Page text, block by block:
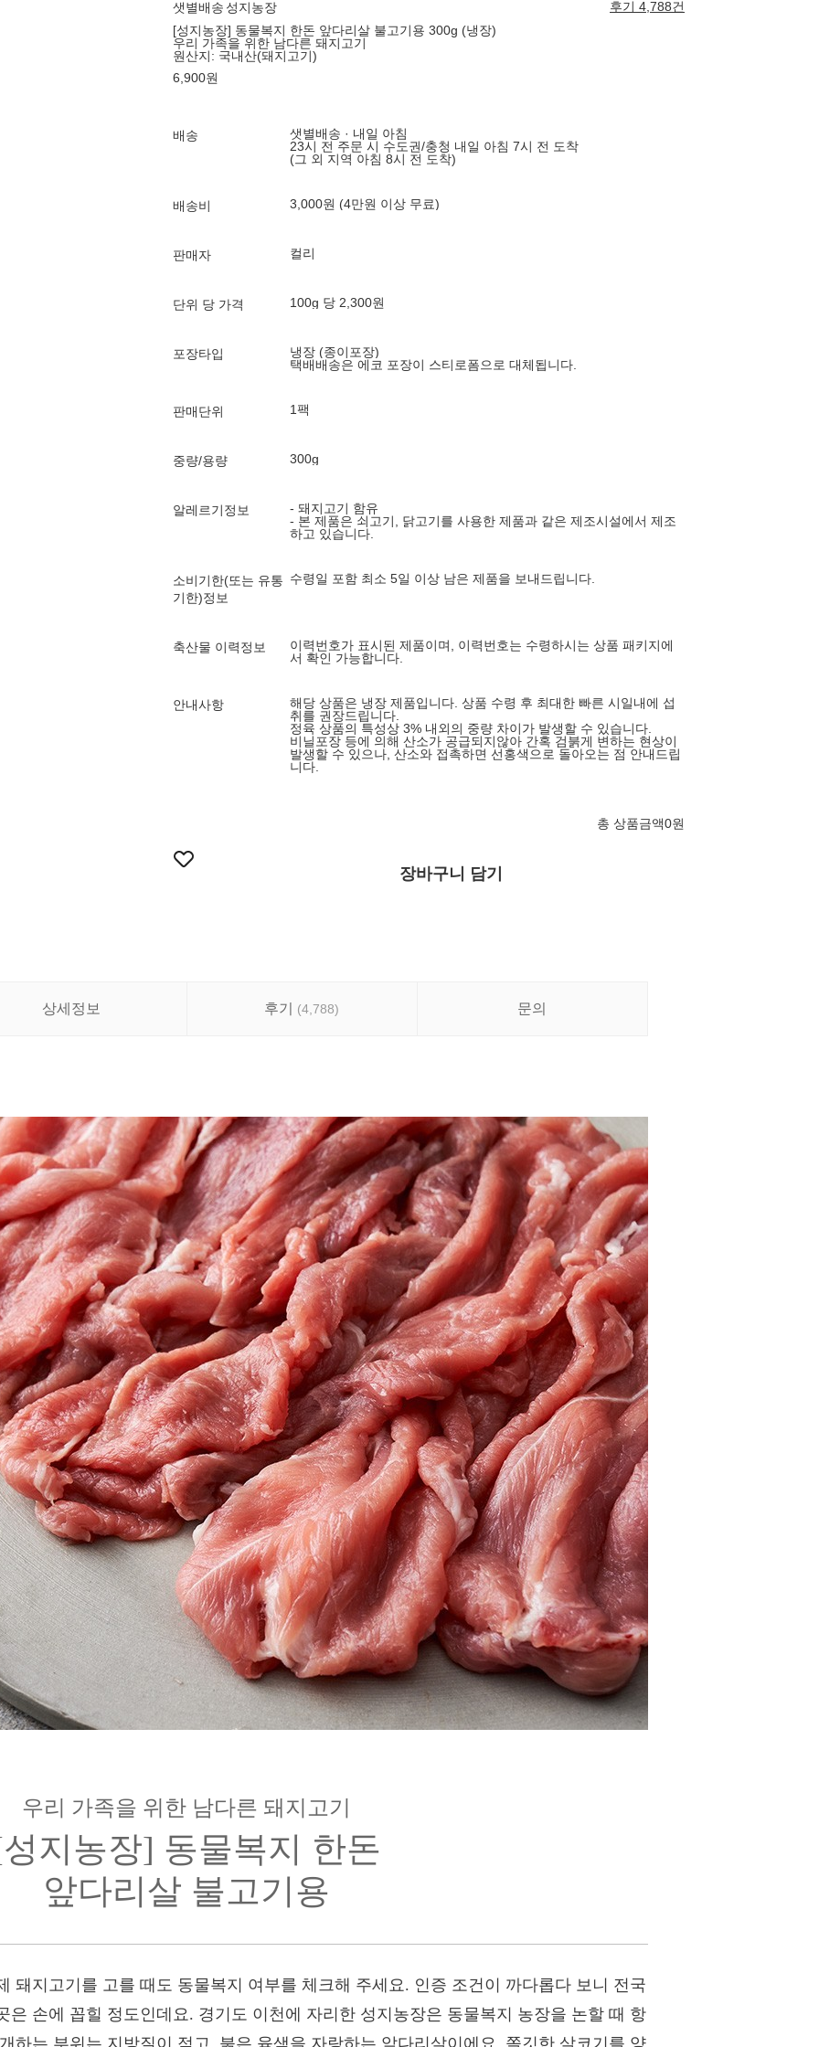
샛별배송 성지농장
후기 4,788건
[성지농장] 동물복지 한돈 앞다리살 불고기용 300g (냉장)
우리 가족을 위한 남다른 돼지고기
원산지: 국내산(돼지고기)
6,900원
배송
샛별배송 · 내일 아침
23시 전 주문 시 수도권/충청 내일 아침 7시 전 도착
(그 외 지역 아침 8시 전 도착)
배송비 3,000원 (4만원 이상 무료)
판매자 컬리
단위 당 가격 100g 당 2,300원
포장타입
냉장 (종이포장)
택배배송은 에코 포장이 스티로폼으로 대체됩니다.
판매단위 1팩
중량/용량 300g
알레르기정보
- 돼지고기 함유
- 본 제품은 쇠고기, 닭고기를 사용한 제품과 같은 제조시설에서 제조
하고 있습니다.
소비기한(또는 유통
기한)정보
수령일 포함 최소 5일 이상 남은 제품을 보내드립니다.
축산물 이력정보
이력번호가 표시된 제품이며, 이력번호는 수령하시는 상품 패키지에
서 확인 가능합니다.
안내사항
해당 상품은 냉장 제품입니다. 상품 수령 후 최대한 빠른 시일내에 섭
취를 권장드립니다.
정육 상품의 특성상 3% 내외의 중량 차이가 발생할 수 있습니다.
비닐포장 등에 의해 산소가 공급되지않아 간혹 검붉게 변하는 현상이
발생할 수 있으나, 산소와 접촉하면 선홍색으로 돌아오는 점 안내드립
니다.
총 상품금액0원
장바구니 담기
상세정보 후기 (4,788) 문의
우리 가족을 위한 남다른 돼지고기
지농장] 동물복지 한돈
앞다리살 불고기용
돼지고기를 고를 때도 동물복지 여부를 체크해 주세요. 인증 조건이 까다롭다 보니 전국
은 손에 꼽힐 정도인데요. 경기도 이천에 자리한 성지농장은 동물복지 농장을 논할 때 항
하는 부위는 지방질이 적고, 붉은 육색을 자랑하는 앞다리살이에요. 쫄깃한 살코기를 양